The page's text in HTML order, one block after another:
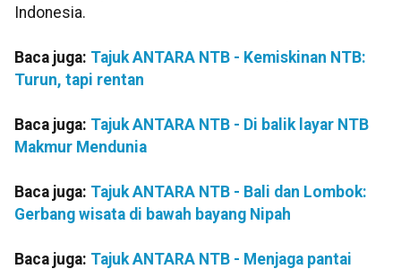
Indonesia.
Baca juga: Tajuk ANTARA NTB - Kemiskinan NTB:
Turun, tapi rentan
Baca juga: Tajuk ANTARA NTB - Di balik layar NTB
Makmur Mendunia
Baca juga: Tajuk ANTARA NTB - Bali dan Lombok:
Gerbang wisata di bawah bayang Nipah
Baca juga: Tajuk ANTARA NTB - Menjaga pantai